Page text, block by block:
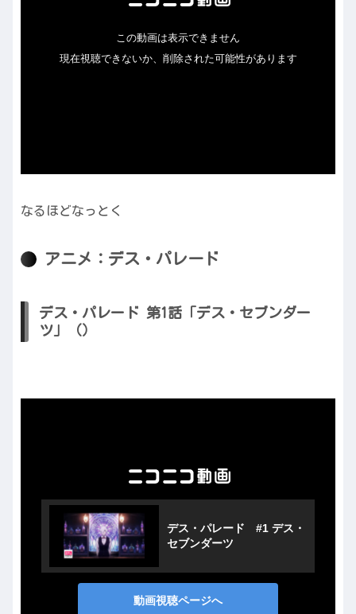
なるほどなっとく
アニメ：デス・パレード
デス・パレード 第1話「デス・セブンダー
ツ」（）